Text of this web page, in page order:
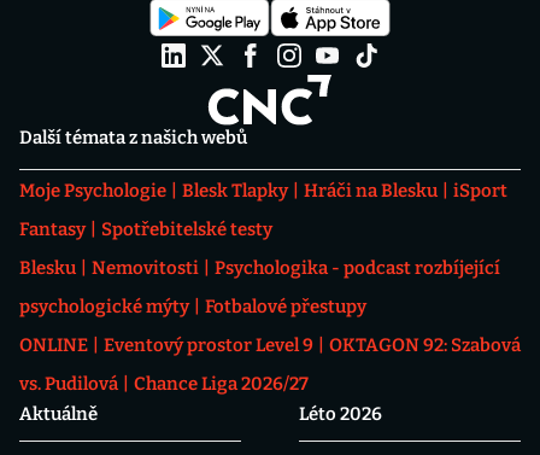
Další témata z našich webů
Moje Psychologie Blesk Tlapky Hráči na Blesku
iSport
Fantasy
Spotřebitelské testy
Blesku
Nemovitosti
Psychologika - podcast rozbíjející
psychologické mýty
Fotbalové přestupy
ONLINE
Eventový prostor Level 9
OKTAGON 92: Szabová
vs. Pudilová
Chance Liga 2026/27
Aktuálně
Léto 2026